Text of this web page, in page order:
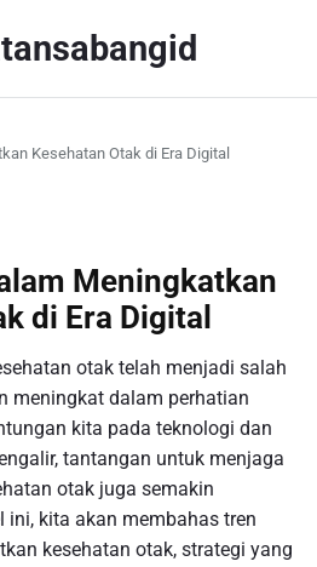
Kesehatan Otak di Era Digital
Meningkatkan
di Era Digital
otak telah menjadi salah
meningkat dalam perhatian
kita pada teknologi dan
tantangan untuk menjaga
otak juga semakin
ini, kita akan membahas tren
kesehatan otak, strategi yang